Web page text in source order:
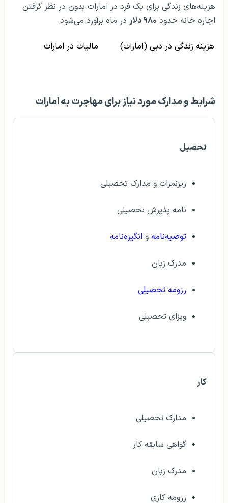
هزینه‌های زندگی برای یک فرد در امارات بدون در نظر گرفتن
اجاره خانه حدود ۹۸۰ دلار در ماه برآورد می‌شود.
هزینه زندگی در دبی (امارات) مالیات در امارات
شرایط و مدارک مورد نیاز برای مهاجرت به امارات
تحصیل
ریزنمرات و مدارک تحصیلی
نامه پذیرش تحصیلی
توصیه‌نامه و انگیزه‌نامه
مدرک زبان
رزومه تحصیلی
ویزای تحصیلی
کار
مدارک تحصیلی
گواهی سابقه کار
مدرک زبان
رزومه کاری